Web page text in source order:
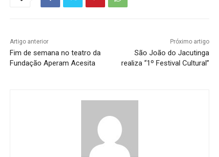
Artigo anterior
Fim de semana no teatro da
Fundação Aperam Acesita
Próximo artigo
São João do Jacutinga
realiza “1º Festival Cultural”